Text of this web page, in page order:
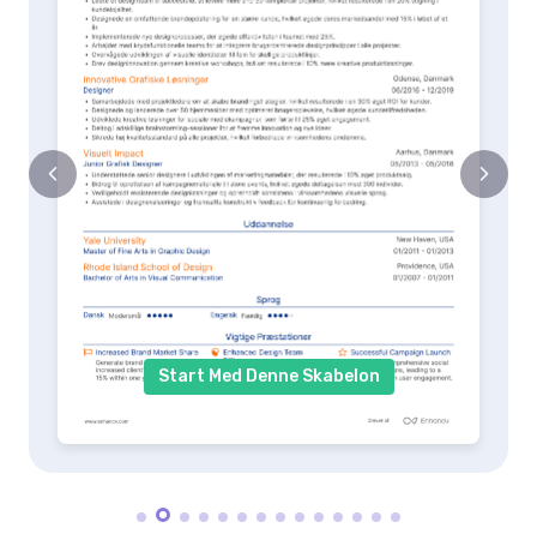
Start Med Denne Skabelon